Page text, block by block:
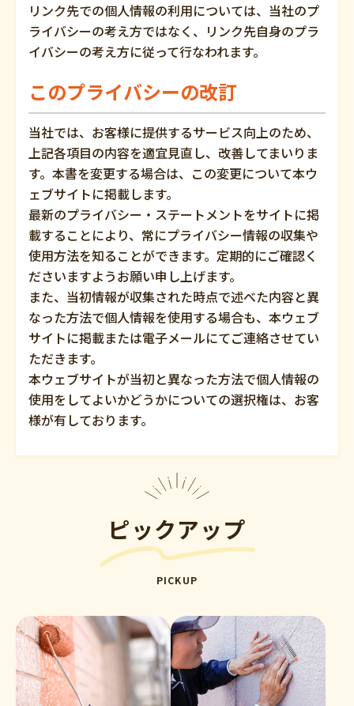
リンク先での個人情報の利用については、当社のプ
ライバシーの考え方ではなく、リンク先自身のプラ
イバシーの考え方に従って行なわれます。
このプライバシーの改訂
当社では、お客様に提供するサービス向上のため、
上記各項目の内容を適宜見直し、改善してまいりま
す。本書を変更する場合は、この変更について本ウ
ェブサイトに掲載します。
最新のプライバシー・ステートメントをサイトに掲
載することにより、常にプライバシー情報の収集や
使用方法を知ることができます。定期的にご確認く
ださいますようお願い申し上げます。
また、当初情報が収集された時点で述べた内容と異
なった方法で個人情報を使用する場合も、本ウェブ
サイトに掲載または電子メールにてご連絡させてい
ただきます。
本ウェブサイトが当初と異なった方法で個人情報の
使用をしてよいかどうかについての選択権は、お客
様が有しております。
ピックアップ
PICKUP